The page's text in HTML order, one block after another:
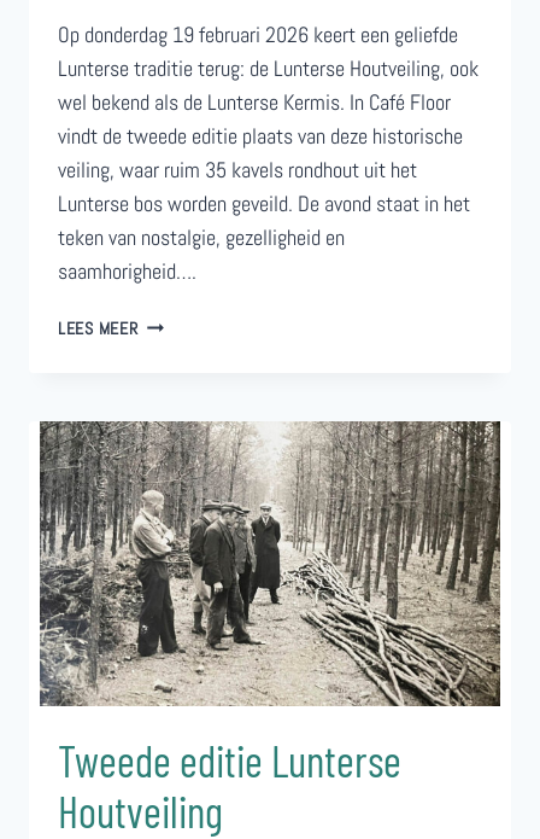
Op donderdag 19 februari 2026 keert een geliefde
Lunterse traditie terug: de Lunterse Houtveiling, ook
wel bekend als de Lunterse Kermis. In Café Floor
vindt de tweede editie plaats van deze historische
veiling, waar ruim 35 kavels rondhout uit het
Lunterse bos worden geveild. De avond staat in het
teken van nostalgie, gezelligheid en
saamhorigheid….
LEES MEERTWEEDE
Tweede editie Lunterse
Houtveiling